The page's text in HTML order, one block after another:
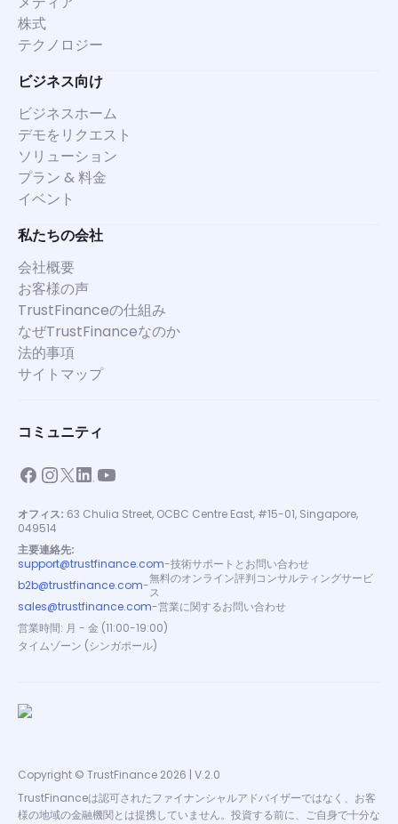
株式
テクノロジー
ビジネス向け
ビジネスホーム
デモをリクエスト
ソリューション
プラン & 料金
イベント
私たちの会社
会社概要
お客様の声
TrustFinanceの仕組み
なぜTrustFinanceなのか
法的事項
サイトマップ
コミュニティ
オフィス: 63 Chulia Street, OCBC Centre East, #15-01, Singapore,
049514
主要連絡先:
support@trustfinance.com-技術サポートとお問い合わせ
b2b@trustfinance.com-無料のオンライン評判コンサルティングサービ
ス
sales@trustfinance.com-営業に関するお問い合わせ
営業時間: 月 - 金 (11:00-19:00)
タイムゾーン (シンガポール)
Copyright © TrustFinance 2026 | V.2.0
TrustFinanceは認可されたファイナンシャルアドバイザーではなく、お客
様の地域の金融機関とは提携していません。投資する前に、ご自身で十分な